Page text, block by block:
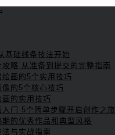
基础线条技法开始
略 从准备到提交的完整指南
画的5个实用技巧
的5个核心技巧
的实用技巧
入门 5个简单步骤开启创作之旅
的优秀作品和典型风格
与实战指南